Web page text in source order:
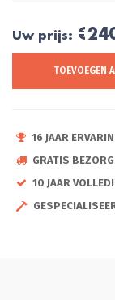
Uw prijs:
TOEVOEGEN
16 JAAR
GRATIS
10 JAAR